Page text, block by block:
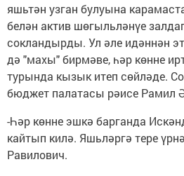
яшьтән узган булуына
белән актив шөгыльләнүе
сокландырды. Ул әле идәннән
дә "махы" бирмәве, һәр көнне
турында кызык итеп сөйләде.
бюджет палатасы рәисе Рамил
-Һәр көнне эшкә барганда
кайтып килә. Яшьләргә тере
Равилович.